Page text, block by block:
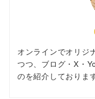
オンラインでオリジ
つつ、ブログ・X・
のを紹介しております